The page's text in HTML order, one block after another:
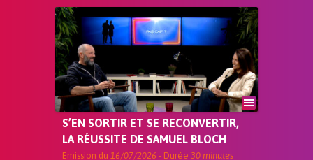
S’EN SORTIR ET SE RECONVERTIR,
LA RÉUSSITE DE SAMUEL BLOCH
Emission du 16/07/2026 - Durée 30 minutes